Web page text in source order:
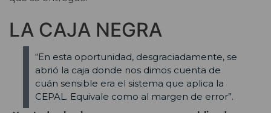
LA CAJA NEGRA
“En esta oportunidad, desgraciadamente, se
abrió la caja donde nos dimos cuenta de
cuán sensible era el sistema que aplica la
CEPAL. Equivale como al margen de error”.